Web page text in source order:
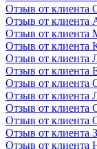
Отзыв от клиента
Отзыв от клиента
Отзыв от
Отзыв от клиента
Отзыв от клиента
Отзыв от клиента
Отзыв от клиента
Отзыв от клиента
Отзыв от клиента
Отзыв от клиента
Отзыв от клиента
Отзыв от клиента